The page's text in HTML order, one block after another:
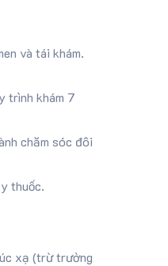
và tái khám.
trình khám 7
chăm sóc đôi
thuốc.
xạ (trừ trường